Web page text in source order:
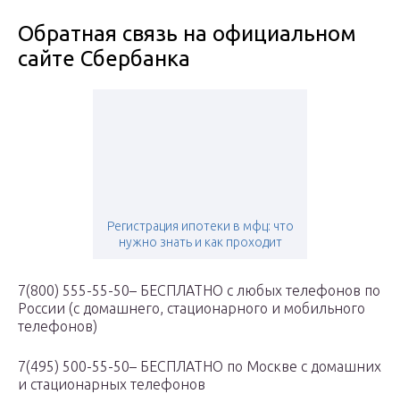
Обратная связь на официальном
сайте Сбербанка
Регистрация ипотеки в мфц: что
нужно знать и как проходит
7(800) 555-55-50– БЕСПЛАТНО с любых телефонов по
России (с домашнего, стационарного и мобильного
телефонов)
7(495) 500-55-50– БЕСПЛАТНО по Москве с домашних
и стационарных телефонов